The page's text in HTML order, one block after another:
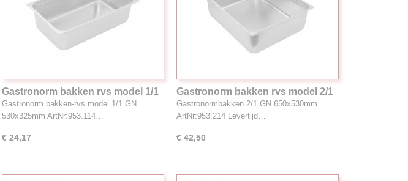
Gastronorm bakken rvs model 1/1
GN-530x325mm ArtNr 953.114
Gastronorm bakken-rvs model 1/1 GN
530x325mm ArtNr:953.114…
€ 24,17
Gastronorm bakken rvs model 2/1
GN 650x530mm ArtNr 953.214
Gastronormbakken 2/1 GN 650x530mm
ArtNr:953.214 Levertijd…
€ 42,50